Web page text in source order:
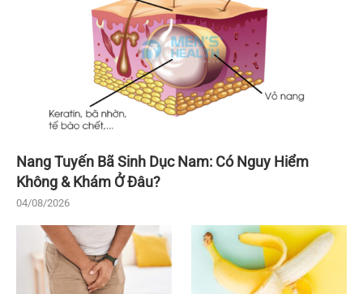
Nang Tuyến Bã Sinh Dục Nam: Có Nguy Hiểm
Không & Khám Ở Đâu?
04/08/2026